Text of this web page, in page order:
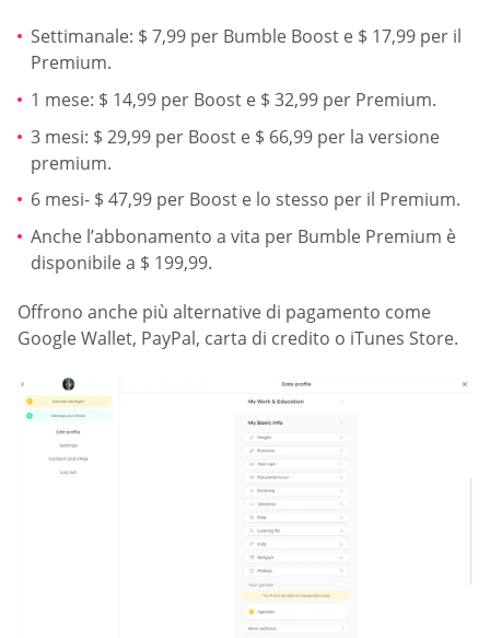
Settimanale: $ 7,99 per Bumble Boost e $ 17,99 per il
Premium.
1 mese: $ 14,99 per Boost e $ 32,99 per Premium.
3 mesi: $ 29,99 per Boost e $ 66,99 per la versione
premium.
6 mesi- $ 47,99 per Boost e lo stesso per il Premium.
Anche l’abbonamento a vita per Bumble Premium è
disponibile a $ 199,99.
Offrono anche più alternative di pagamento come
Google Wallet, PayPal, carta di credito o iTunes Store.